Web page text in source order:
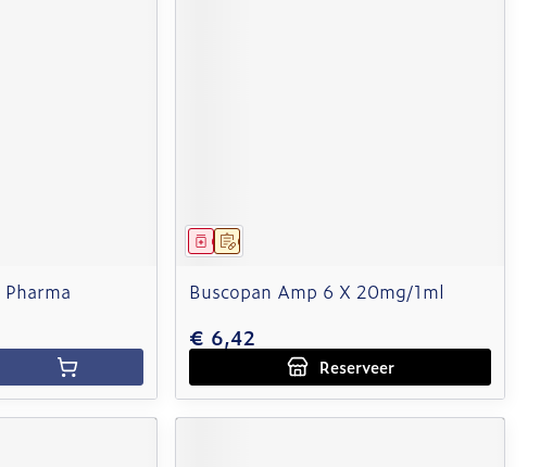
Op voorschrift
Geneesmiddel
Buscopan Amp 6 X 20mg/1ml
€ 6,42
Reserveer